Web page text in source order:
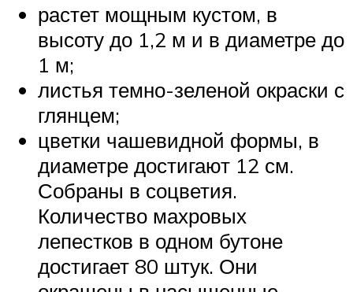
растет мощным кустом, в
высоту до 1,2 м и в диаметре до
1 м;
листья темно-зеленой окраски с
глянцем;
цветки чашевидной формы, в
диаметре достигают 12 см.
Собраны в соцветия.
Количество махровых
лепестков в одном бутоне
достигает 80 штук. Они